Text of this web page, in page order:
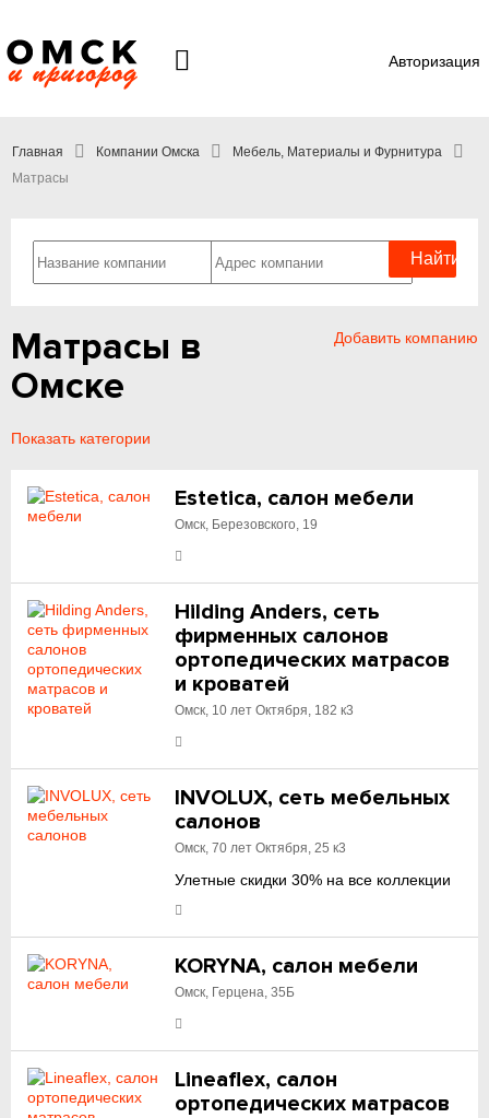
Авторизация
Главная Компании Омска
Мебель, Материалы и Фурнитура
Матрасы
Добавить компанию
Матрасы в
Омске
Показать категории
Estetica, салон мебели
Омск, Березовского, 19
Hilding Anders, сеть
фирменных салонов
ортопедических матрасов
и кроватей
Омск, 10 лет Октября, 182 к3
INVOLUX, сеть мебельных
салонов
Омск, 70 лет Октября, 25 к3
Улетные скидки 30% на все коллекции
KORYNA, салон мебели
Омск, Герцена, 35Б
Lineaflex, салон
ортопедических матрасов